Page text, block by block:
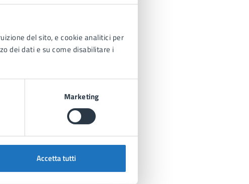
del sito, e cookie analitici per
dei dati e su come disabilitare i
Marketing
Accetta tutti